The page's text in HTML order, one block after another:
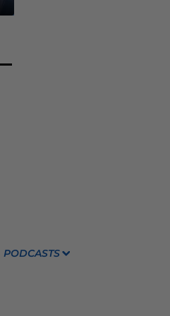
PODCASTS